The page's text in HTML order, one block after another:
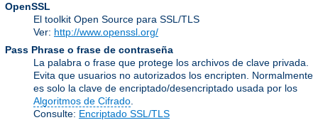
OpenSSL
El toolkit Open Source para SSL/TLS
Ver: http://www.openssl.org/
Pass Phrase o frase de contraseña
La palabra o frase que protege los archivos de clave privada.
Evita que usuarios no autorizados los encripten. Normalmente
es solo la clave de encriptado/desencriptado usada por los
Algoritmos de Cifrado
Consulte: Encriptado SSL/TLS